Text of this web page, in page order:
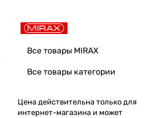
Все товары MIRAX
Все товары категории
Цена действительна только для
интернет-магазина и может